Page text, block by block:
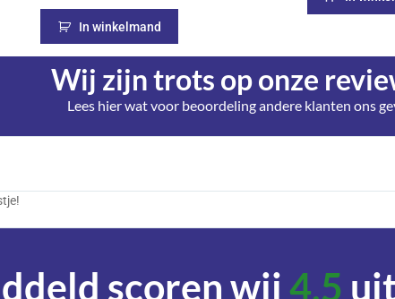
In winkelmand
Wij zijn trots op onze
Lees hier wat voor beoordeling andere klanten ons
scoren wij4,5